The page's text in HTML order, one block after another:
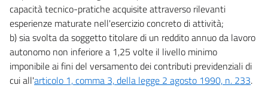
capacità tecnico-pratiche acquisite attraverso rilevanti
esperienze maturate nell'esercizio concreto di attività;
b) sia svolta da soggetto titolare di un reddito annuo da lavoro
autonomo non inferiore a 1,25 volte il livello minimo
imponibile ai fini del versamento dei contributi previdenziali di
cui all'articolo 1, comma 3, della legge 2 agosto 1990, n. 233.